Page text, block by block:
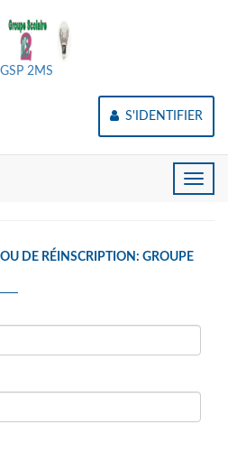
GSP 2MS
S'IDENTIFIER
Toggle
DE RÉINSCRIPTION: GROUPE